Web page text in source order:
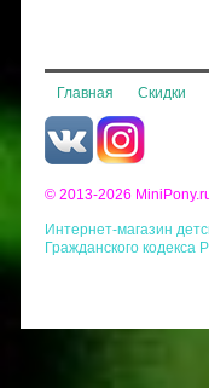
Главная Скидки
© 2013-2026
Интернет-магазин
Гражданского